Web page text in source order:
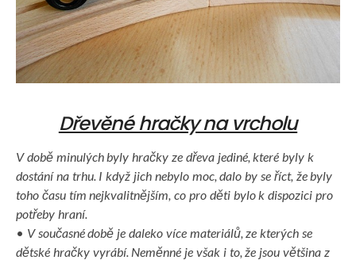
Dřevěné hračky na vrcholu
V době minulých byly hračky ze dřeva jediné, které byly k
dostání na trhu. I když jich nebylo moc, dalo by se říct, že byly
toho času tím nejkvalitnějším, co pro děti bylo k dispozici pro
potřeby hraní.
• V současné době je daleko více materiálů, ze kterých se
dětské hračky vyrábí. Neměnné je však i to, že jsou většina z